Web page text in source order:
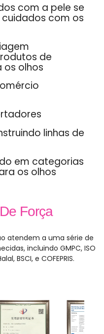
com a pele se
com os
de
olhos
linhas de
em categorias
os olhos
Força
atendem a uma série de
incluindo GMPC, ISO
BSCI, e COFEPRIS.